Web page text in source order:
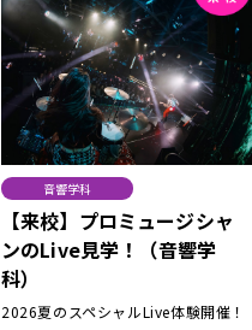
音響学科
【来校】プロミュージシャ
ンのLive見学！（音響学
科）
2026夏のスペシャルLive体験開催！